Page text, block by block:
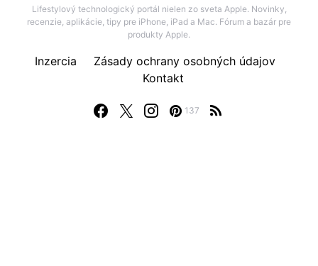
Lifestylový technologický portál nielen zo sveta Apple. Novinky,
recenzie, aplikácie, tipy pre iPhone, iPad a Mac. Fórum a bazár pre
produkty Apple.
137
Inzercia
Zásady ochrany osobných údajov
Kontakt